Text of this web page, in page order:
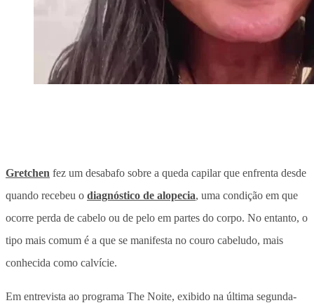
Gretchen fez um desabafo sobre a queda capilar que enfrenta desde
quando recebeu o diagnóstico de alopecia, uma condição em que
ocorre perda de cabelo ou de pelo em partes do corpo. No entanto, o
tipo mais comum é a que se manifesta no couro cabeludo, mais
conhecida como calvície.
Em entrevista ao programa The Noite, exibido na última segunda-